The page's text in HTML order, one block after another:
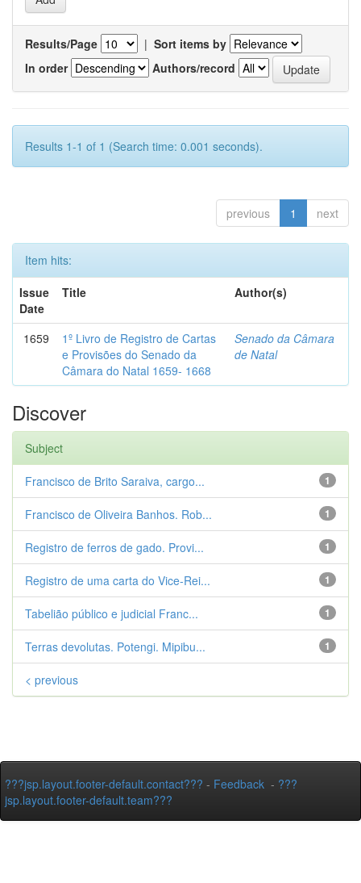
Results/Page | Sort items by
In order
Authors/record
Results 1-1 of 1 (Search time: 0.001 seconds).
previous 1 next
Item hits:
Issue
Date
Title Author(s)
1659
1º Livro de Registro de Cartas
e Provisões do Senado da
Câmara do Natal 1659- 1668
Senado da Câmara
de Natal
Discover
Subject
1
Francisco de Brito Saraiva, cargo...
1
Francisco de Oliveira Banhos. Rob...
1
Registro de ferros de gado. Provi...
1
Registro de uma carta do Vice-Rei...
1
Tabelião público e judicial Franc...
1
Terras devolutas. Potengi. Mipibu...
< previous
???jsp.layout.footer-default.contact??? - Feedback - ???
jsp.layout.footer-default.team???